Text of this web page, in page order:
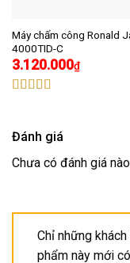
Máy chấm công Ronald
4000TID-C
3.120.000₫
sao
Đánh giá
Chưa có đánh giá
Chỉ những
phẩm này mới